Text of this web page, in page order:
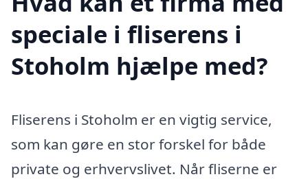
speciale i fliserens i
Stoholm hjælpe med?
Fliserens i Stoholm er en vigtig service,
som kan gøre en stor forskel for både
private og erhvervslivet. Når fliserne er